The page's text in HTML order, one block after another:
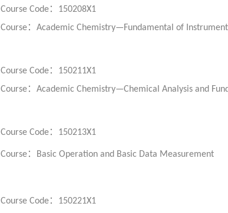
Course Code：
150208X1
Course： Academic Chemistry—Fundamental of
Course Code：
150211X1
Course： Academic Chemistry—Chemical Analysis and
Course Code： 150213X1
Course： Basic Operation and Basic Data Measurement
Course Code：
150221X1